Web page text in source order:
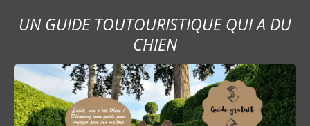
UN GUIDE TOUTOURISTIQUE QUI A DU
CHIEN